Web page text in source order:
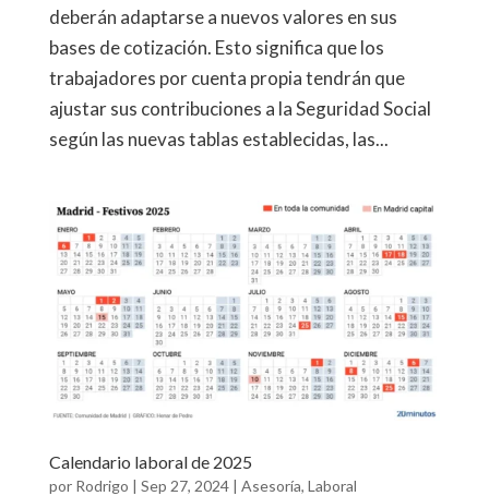
deberán adaptarse a nuevos valores en sus
bases de cotización. Esto significa que los
trabajadores por cuenta propia tendrán que
ajustar sus contribuciones a la Seguridad Social
según las nuevas tablas establecidas, las...
Calendario laboral de 2025
por Rodrigo | Sep 27, 2024| Asesoría, Laboral